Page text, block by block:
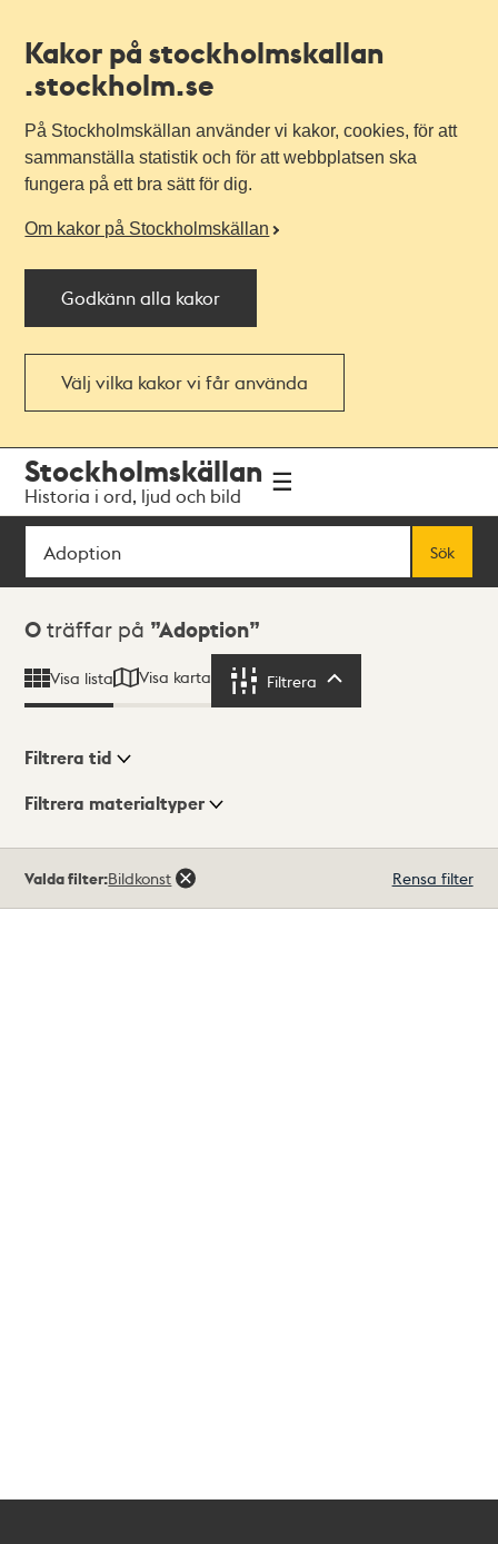
Kakor på stockholmskallan
.stockholm.se
På Stockholmskällan använder vi kakor, cookies, för att
sammanställa statistik och för att webbplatsen ska
fungera på ett bra sätt för dig.
Om kakor på Stockholmskällan
Godkänn alla kakor
Välj vilka kakor vi får använda
navigationen
huvudinnehållet
Stockholmskällan
Historia i ord, ljud och bild
Sök
Sök
Sökresultat
0 träffar på Adoption
Visa lista Visa karta Filtrera
Visningsläge
Filtrera tid
Filtrera materialtyper
träffar
Valda filter:Bildkonst Rensa filter